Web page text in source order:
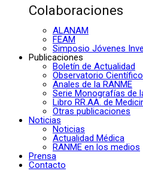
Colaboraciones
ALANAM
FEAM
Simposio Jóvenes
Publicaciones
Boletín de Actualidad
Observatorio Científico
Anales de la RANME
Serie Monografías de
Libro RR.AA. de
Otras publicaciones
Noticias
Noticias
Actualidad Médica
RANME en los medios
Prensa
Contacto